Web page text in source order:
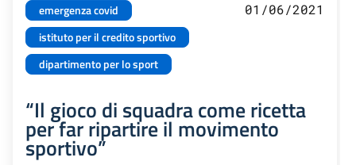
emergenza covid
istituto per il credito sportivo
dipartimento per lo sport
01/06/2021
“Il gioco di squadra come ricetta
per far ripartire il movimento
sportivo”